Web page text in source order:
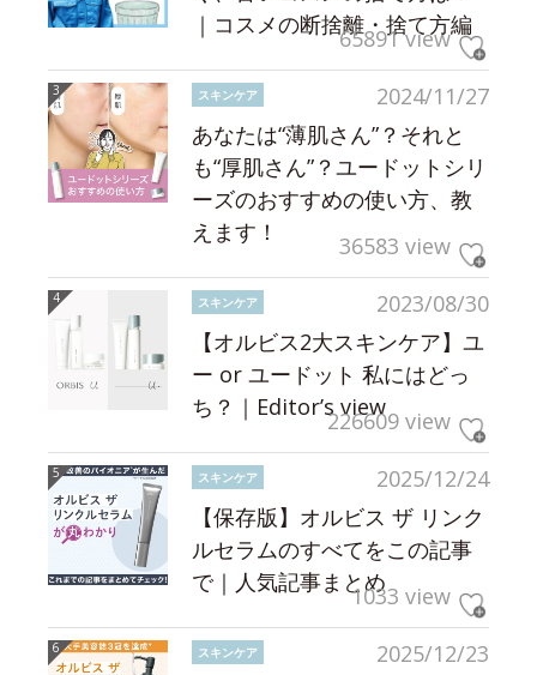
｜コスメの断捨離・捨て方編
65891 view
2024/11/27
スキンケア
あなたは“薄肌さん”？それと
も“厚肌さん”？ユードットシリ
ーズのおすすめの使い方、教
えます！
36583 view
2023/08/30
スキンケア
【オルビス2大スキンケア】ユ
ー or ユードット 私にはどっ
ち？｜Editor’s view226609 view
2025/12/24
スキンケア
【保存版】オルビス ザ リンク
ルセラムのすべてをこの記事
で｜人気記事まとめ1033 view
2025/12/23
スキンケア